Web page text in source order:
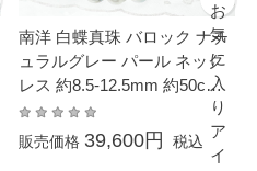
南洋 白蝶真珠 バロック ナチ
ュラルグレー パール ネック
レス 約8.5-12.5mm 約50cm
シルバー SV 結婚式 冠婚葬祭
葬儀 フォーマル パーティー
カジュアル 普段使い 大粒 大
販売価格 39,600円 税込